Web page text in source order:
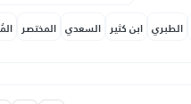
المختصر السعدي ابن كثير الطبري